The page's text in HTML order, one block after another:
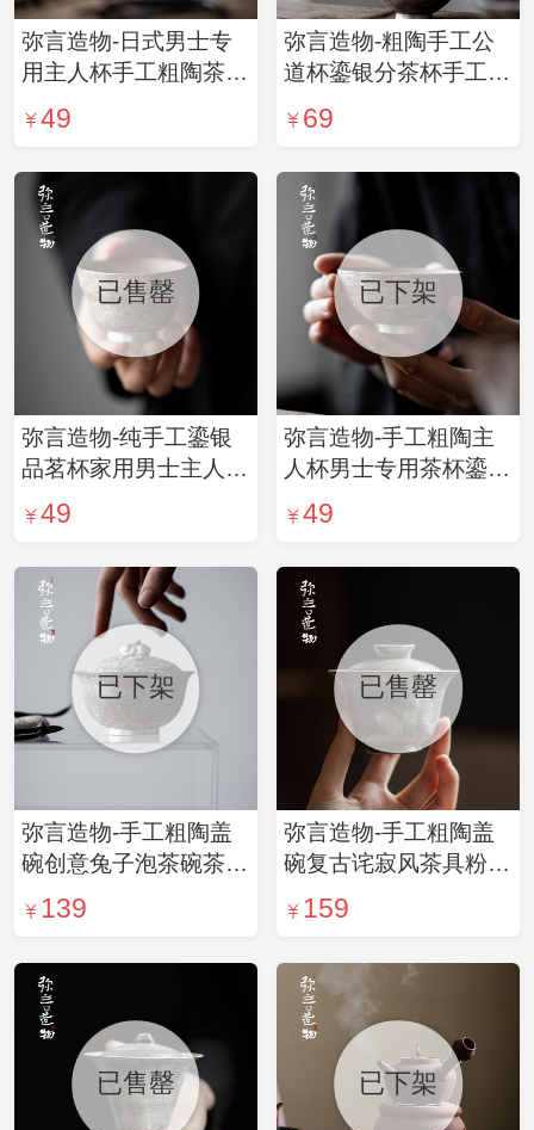
弥言造物-日式男士专
用主人杯手工粗陶茶杯
鎏银品茗杯喝茶杯子单
杯家用
49
弥言造物-粗陶手工公
道杯鎏银分茶杯手工薄
胎匀杯分茶器茶海茶道
配件
69
已售罄
弥言造物-纯手工鎏银
品茗杯家用男士主人杯
单杯复古粗陶葫芦形茶
杯喝茶
49
已下架
弥言造物-手工粗陶主
人杯男士专用茶杯鎏银
复古品茗杯家用功夫茶
杯日式
49
已下架
弥言造物-手工粗陶盖
碗创意兔子泡茶碗茶杯
鎏银陶瓷茶具不烫手功
夫茶具
139
已售罄
弥言造物-手工粗陶盖
碗复古诧寂风茶具粉引
泡茶碗茶杯家用鎏银功
夫茶具
159
已售罄 已下架